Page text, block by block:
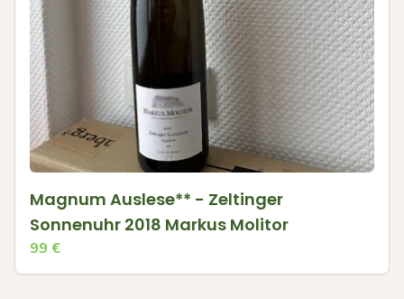
Magnum Auslese** - Zeltinger
Sonnenuhr 2018 Markus Molitor
99 €